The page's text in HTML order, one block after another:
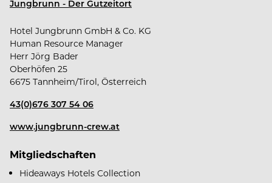
Das bekommst du von uns
Sicherer & mehrmals ausgezeichneter Arbeitgeber
Jungbrunn - Der Gutzeitort
Hotel Jungbrunn GmbH & Co. KG
Human Resource Manager
Herr Jörg Bader
Oberhöfen 25
6675 Tannheim/Tirol, Österreich
43(0)676 307 54 06
www.jungbrunn-crew.at
Mitgliedschaften
Hideaways Hotels Collection